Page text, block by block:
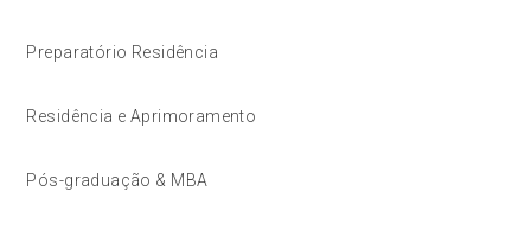
Preparatório Residência
Residência e Aprimoramento
Pós-graduação & MBA